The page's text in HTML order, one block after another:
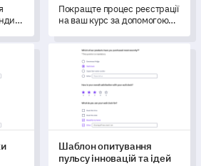
Покращте процес реєстрації
на ваш курс за допомогою
шаблону опитування.
виходу на ринокШаблон опитування пульсу
Шаблон опитування
пульсу інновацій та ідей